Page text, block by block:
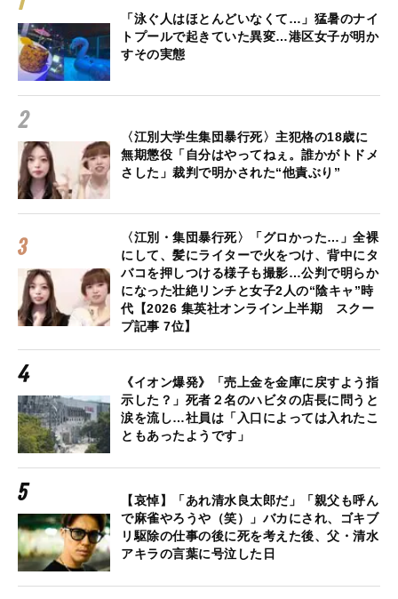
「泳ぐ人はほとんどいなくて…」猛暑のナイ
トプールで起きていた異変…港区女子が明か
すその実態
〈江別大学生集団暴行死〉主犯格の18歳に
無期懲役「自分はやってねぇ。誰かがトドメ
さした」裁判で明かされた“他責ぶり”
〈江別・集団暴行死〉「グロかった…」全裸
にして、髪にライターで火をつけ、背中にタ
バコを押しつける様子も撮影…公判で明らか
になった壮絶リンチと女子2人の“陰キャ”時
代【2026 集英社オンライン上半期 スクー
プ記事 7位】
《イオン爆発》「売上金を金庫に戻すよう指
示した？」死者２名のハビタの店長に問うと
涙を流し…社員は「入口によっては入れたこ
ともあったようです」
【哀悼】「あれ清水良太郎だ」「親父も呼ん
で麻雀やろうや（笑）」バカにされ、ゴキブ
リ駆除の仕事の後に死を考えた後、父・清水
アキラの言葉に号泣した日